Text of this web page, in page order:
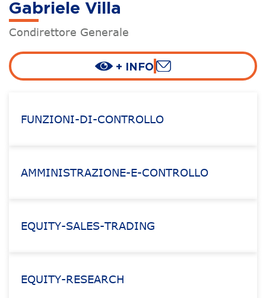
Gabriele Villa
Condirettore Generale
+ INFO
FUNZIONI-DI-CONTROLLO
AMMINISTRAZIONE-E-CONTROLLO
EQUITY-SALES-TRADING
EQUITY-RESEARCH